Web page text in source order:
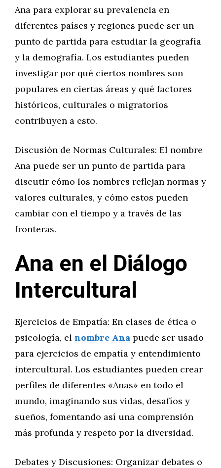
Ana para explorar su prevalencia en
diferentes países y regiones puede ser un
punto de partida para estudiar la geografía
y la demografía. Los estudiantes pueden
investigar por qué ciertos nombres son
populares en ciertas áreas y qué factores
históricos, culturales o migratorios
contribuyen a esto.
Discusión de Normas Culturales: El nombre
Ana puede ser un punto de partida para
discutir cómo los nombres reflejan normas y
valores culturales, y cómo estos pueden
cambiar con el tiempo y a través de las
fronteras.
Ana en el Diálogo
Intercultural
Ejercicios de Empatía: En clases de ética o
psicología, el nombre Ana puede ser usado
para ejercicios de empatía y entendimiento
intercultural. Los estudiantes pueden crear
perfiles de diferentes «Anas» en todo el
mundo, imaginando sus vidas, desafíos y
sueños, fomentando así una comprensión
más profunda y respeto por la diversidad.
Debates y Discusiones: Organizar debates o